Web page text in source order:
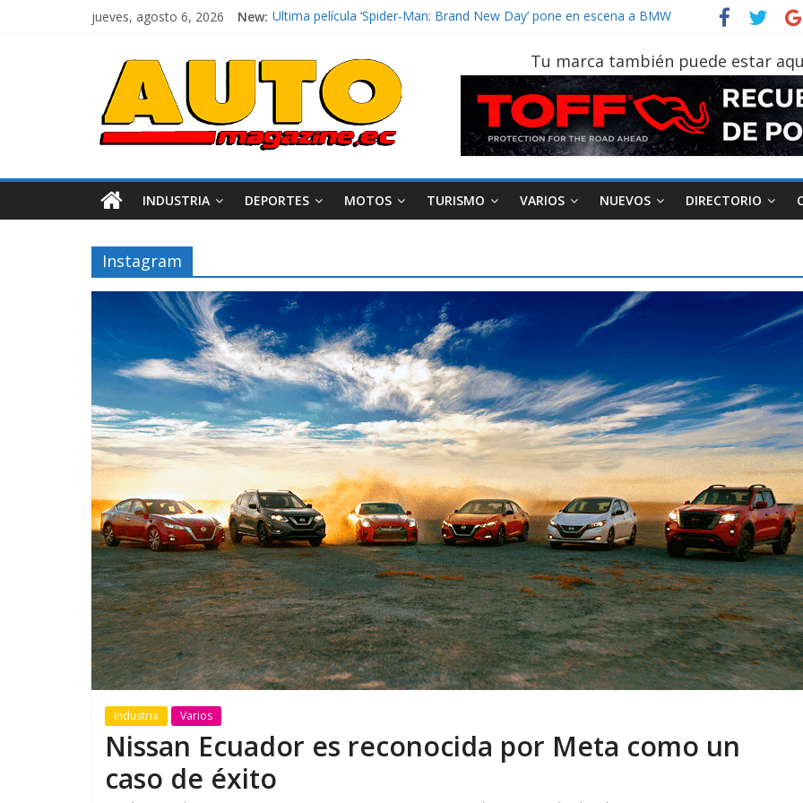
jueves, agosto 6, 2026 New: El costo de tener un vehículo gana protagonismo a la hora de decidir
¿Qué puede pasar con tu vehículo si permanece varios días sin usar?
La Vuelta al Ecuador 2026, edición 47ª, recorre 7 provincias en 8 días
La FEDAK recibe 12 Sinotruk Bolden para cubrir las rutas de La Vuelta
Tu marca también puede estar
INDUSTRIA DEPORTES MOTOS TURISMO VARIOS NUEVOS DIRECTORIO
Instagram
Industria Varios
Nissan Ecuador es reconocida por Meta como un
caso de éxito
Movilidad Varios
GM reafirma su
compromiso con movilidad
más segura y conectada
Movilidad Turismo Varios
¿Qué puede pasar con tu
vehículo si permanece
varios días sin usar?
Movilidad
Campaña busca cambiar
destino de los
en la región